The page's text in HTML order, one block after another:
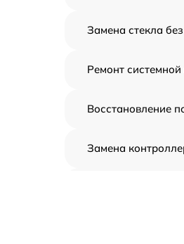
Замена стекла
Ремонт
Восстановление
Замена